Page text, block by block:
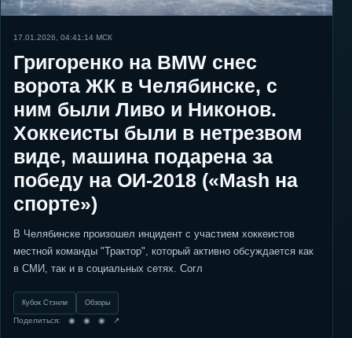
17.01.2026, 04:41:14 МСК
Григоренко на BMW снес
ворота ЖК в Челябинске, с
ним были Ливо и Никонов.
Хоккеисты были в нетрезвом
виде, машина подарена за
победу на ОИ-2018 («Mash на
спорте»)
В Челябинске произошел инцидент с участием хоккеистов
местной команды "Трактор", который активно обсуждается как
в СМИ, так и в социальных сетях. Согл
Кубок Стэнли Обзоры
Поделиться: ◉ ◉ ◉ ↗